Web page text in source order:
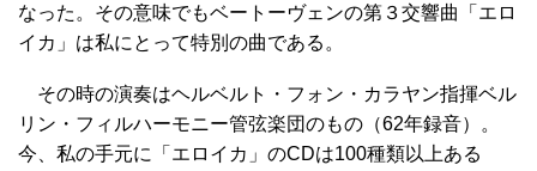
なった。その意味でもベートーヴェンの第３交響曲「エロ
イカ」は私にとって特別の曲である。
その時の演奏はヘルベルト・フォン・カラヤン指揮ベル
リン・フィルハーモニー管弦楽団のもの（62年録音）。
今、私の手元に「エロイカ」のCDは100種類以上ある